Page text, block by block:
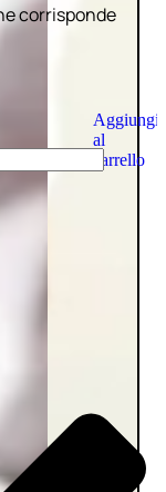
Aggiungi
al
carrello
corrisponde